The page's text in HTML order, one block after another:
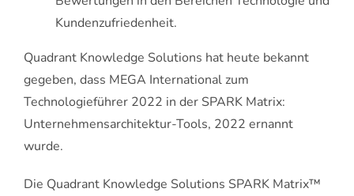
Kundenzufriedenheit.
Quadrant Knowledge Solutions hat heute bekannt
gegeben, dass MEGA International zum
Technologieführer 2022 in der SPARK Matrix:
Unternehmensarchitektur-Tools, 2022 ernannt
wurde.
Die Quadrant Knowledge Solutions SPARK Matrix™